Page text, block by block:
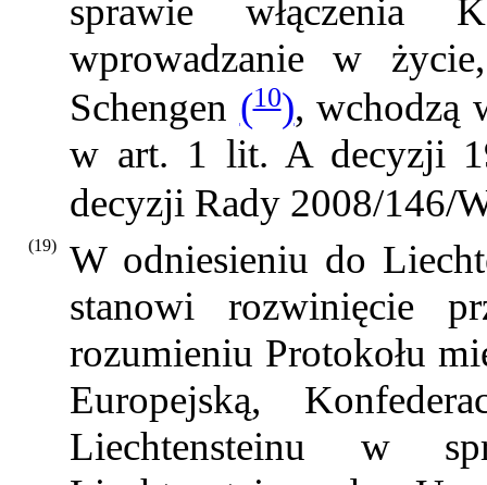
sprawie włączenia
wprowadzanie w
Schengen (10), wchodzą
w art. 1 lit. A decyzji
decyzji Rady 2008/146/
(19)
W odniesieniu do
stanowi rozwinięcie
rozumieniu Protokołu
Europejską,
Liechtensteinu w